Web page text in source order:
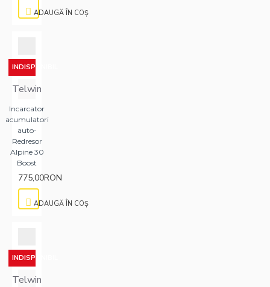
ADAUGĂ ÎN COŞ
INDISPONIBIL
Telwin
Incarcator
acumulatori
auto-
Redresor
Alpine 30
Boost
775,00RON
ADAUGĂ ÎN COŞ
INDISPONIBIL
Telwin